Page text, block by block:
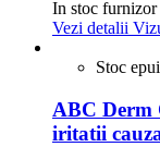
In stoc furnizor
Vezi detalii
Stoc
ABC Derm
iritatii